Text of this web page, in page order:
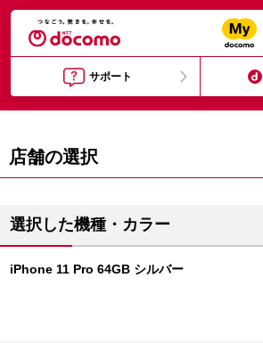
サポート
店舗の選択
選択した機種・カラー
iPhone 11 Pro 64GB シルバー